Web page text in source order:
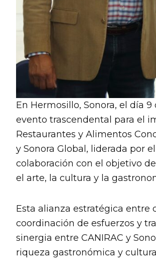
En Hermosillo, Sonora, el día
evento trascendental para el
Restaurantes y Alimentos
y Sonora Global, liderada por
colaboración con el objetivo
el arte, la cultura y la
Esta alianza estratégica
coordinación de esfuerzos y
sinergia entre CANIRAC y
riqueza gastronómica y